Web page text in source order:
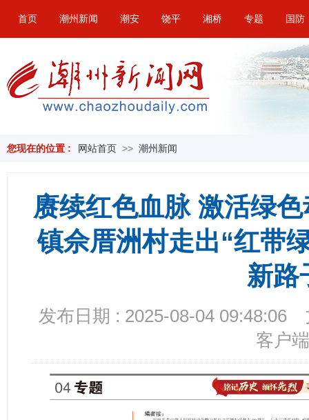
首页 潮州新闻 潮安 饶平 湘桥 专题 国防
您现在的位置 : 网站首页 >> 潮州新闻
赓续红色血脉 激活绿
镇佘厝洲村走出“红带
新路
发布日期 : 2025-08-04 09:48:06
客户端